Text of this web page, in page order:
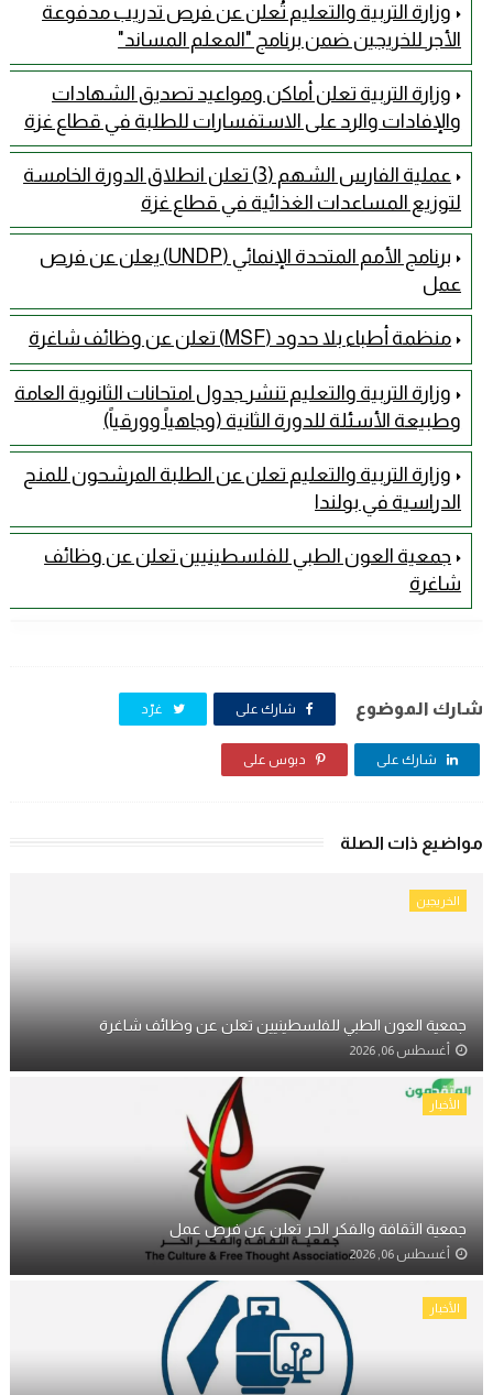
وزارة التربية والتعليم تُعلن عن فرص تدريب مدفوعة
الأجر للخريجين ضمن برنامج "المعلم المساند"
وزارة التربية تعلن أماكن ومواعيد تصديق الشهادات
والإفادات والرد على الاستفسارات للطلبة في قطاع غزة
عملية الفارس الشهم (3) تعلن انطلاق الدورة الخامسة
لتوزيع المساعدات الغذائية في قطاع غزة
برنامج الأمم المتحدة الإنمائي (UNDP) يعلن عن فرص
عمل
منظمة أطباء بلا حدود (MSF) تعلن عن وظائف شاغرة
وزارة التربية والتعليم تنشر جدول امتحانات الثانوية العامة
وطبيعة الأسئلة للدورة الثانية (وجاهياً وورقياً)
وزارة التربية والتعليم تعلن عن الطلبة المرشحون للمنح
الدراسية في بولندا
جمعية العون الطبي للفلسطينيين تعلن عن وظائف
شاغرة
شارك الموضوع شارك على غرّد
شارك على دبوس على
مواضيع ذات الصلة
الخريجين
جمعية العون الطبي للفلسطينيين تعلن عن وظائف شاغرة
أغسطس 06, 2026
الأخبار
جمعية الثقافة والفكر الحر تعلن عن فرص عمل
أغسطس 06, 2026
الأخبار